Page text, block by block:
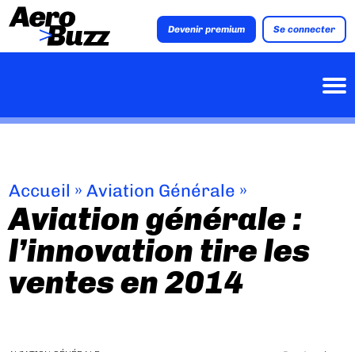
Devenir premium Se connecter
Accueil »Aviation Générale »
Aviation générale :
l’innovation tire les
ventes en 2014